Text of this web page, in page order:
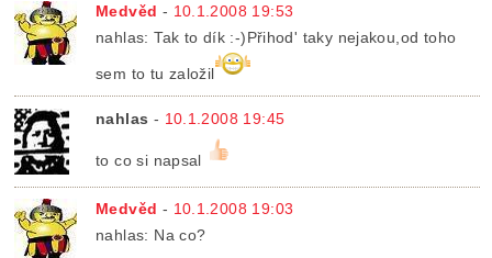
Medvěd - 10.1.2008 19:53
nahlas: Tak to dík :-)Přihod' taky nejakou,od toho
sem to tu založil
nahlas - 10.1.2008 19:45
to co si napsal
Medvěd - 10.1.2008 19:03
nahlas: Na co?